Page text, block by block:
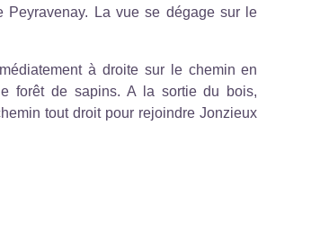
La vue se dégage sur le
à droite sur le chemin en
forêt de sapins. A la sortie du bois,
tout droit pour rejoindre Jonzieux